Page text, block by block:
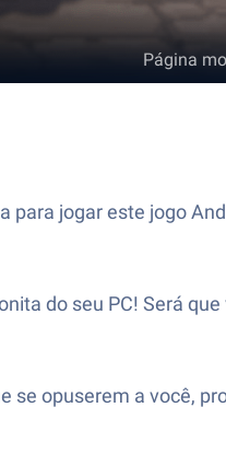
Página
para jogar este jogo
do seu PC! Será
se opuserem a você,